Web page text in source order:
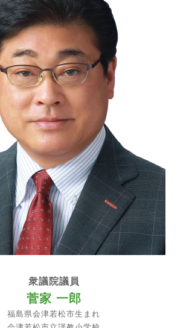
衆議院議員
菅家 一郎
福島県会津若松市生まれ